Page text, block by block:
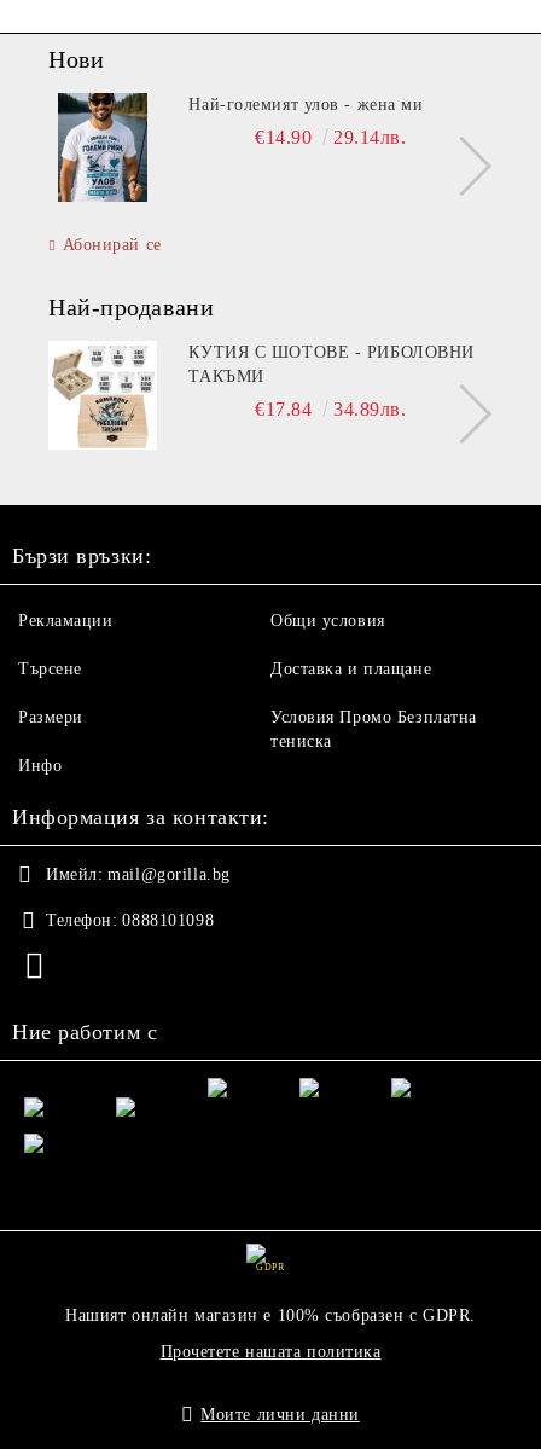
Нови
Най-големият улов - жена ми
€14.90 29.14лв.
Абонирай се
Най-продавани
КУТИЯ С ШОТОВЕ - РИБОЛОВНИ
ТАКЪМИ
€17.84 34.89лв.
Бързи връзки:
Рекламации
Търсене
Размери
Инфо
Общи условия
Доставка и плащане
Условия Промо Безплатна
тениска
Информация за контакти:
Имейл: mail@gorilla.bg
Телефон: 0888101098
Ние работим с
GDPR
Нашият онлайн магазин е 100% съобразен с GDPR.
Прочетете нашата политика
Моите лични данни